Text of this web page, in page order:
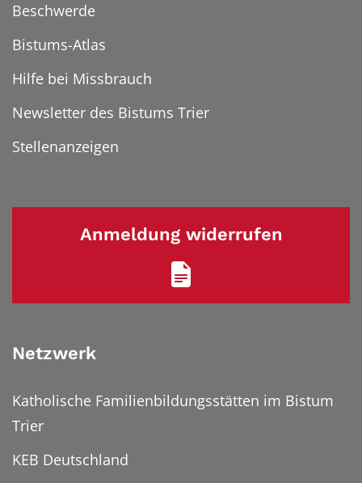
Beschwerde
Bistums-Atlas
Hilfe bei Missbrauch
Newsletter des Bistums Trier
Stellenanzeigen
Anmeldung widerrufen
Netzwerk
Katholische Familienbildungsstätten im Bistum
Trier
KEB Deutschland